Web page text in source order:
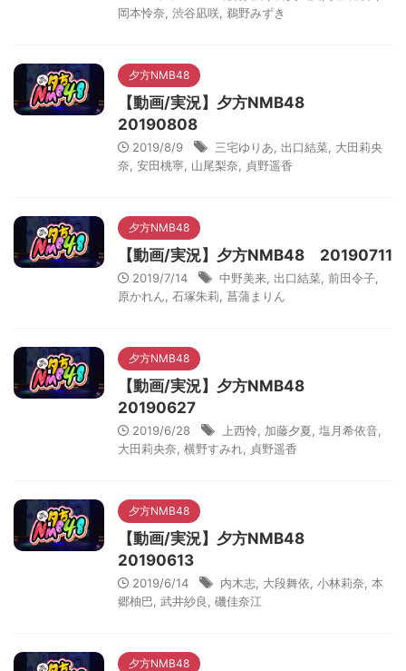
岡本怜奈 渋谷凪咲 鵜野みずき
夕方NMB48
【動画/実況】夕方NMB48
20190808
2019/8/9 三宅ゆりあ 出口結菜 大田莉央
奈 安田桃寧 山尾梨奈 貞野遥香
夕方NMB48
【動画/実況】夕方NMB48 20190711
2019/7/14 中野美来 出口結菜 前田令子
原かれん 石塚朱莉 菖蒲まりん
夕方NMB48
【動画/実況】夕方NMB48
20190627
2019/6/28 上西怜 加藤夕夏 塩月希依音
大田莉央奈 横野すみれ 貞野遥香
夕方NMB48
【動画/実況】夕方NMB48
20190613
2019/6/14 内木志 大段舞依 小林莉奈 本
郷柚巴 武井紗良 磯佳奈江
夕方NMB48